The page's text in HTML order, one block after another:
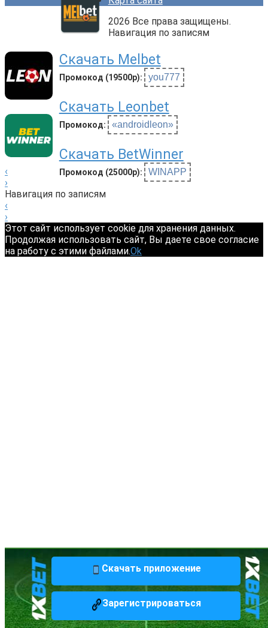
Скачать Melbet
Промокод (19500р): you777
Скачать Leonbet
Промокод: «androidleon»
Скачать BetWinner
Промокод (25000р): WINAPP
2026 Все права защищены.
Навигация по записям
‹
›
Навигация по записям
‹
›
Этот сайт использует cookie для хранения данных.
Продолжая использовать сайт, Вы даете свое согласие
на работу с этими файлами.Ok
Скачать приложение
Зарегистрироваться